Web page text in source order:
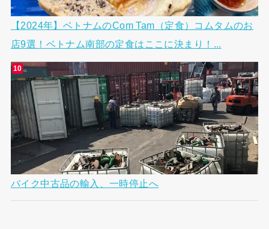
【2024年】ベトナムのCom Tam（定食）コムタムのお
店9選！ベトナム南部の定食はここに決まり！...
バイク中古品の輸入、一時停止へ